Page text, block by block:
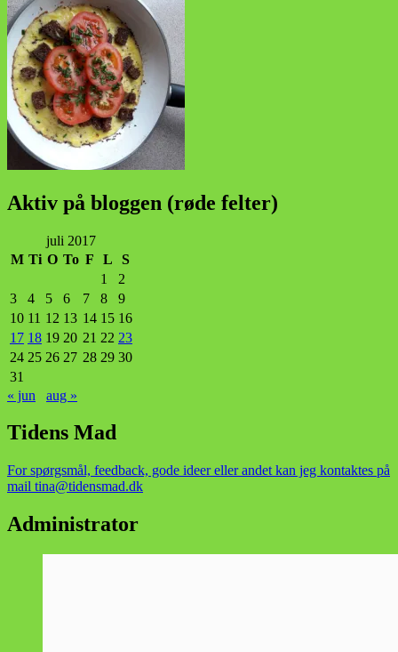
Aktiv på bloggen (røde felter)
juli 2017
M Ti O To F L
S
1
2
3
4 5 6 7 8
9
10 11 12 13 14 15 16
17 18 19 20 21 22 23
24 25 26 27 28 29 30
31
« jun
aug »
Tidens Mad
For spørgsmål, feedback, gode ideer eller andet kan jeg kontaktes på
mail tina@tidensmad.dk
Administrator